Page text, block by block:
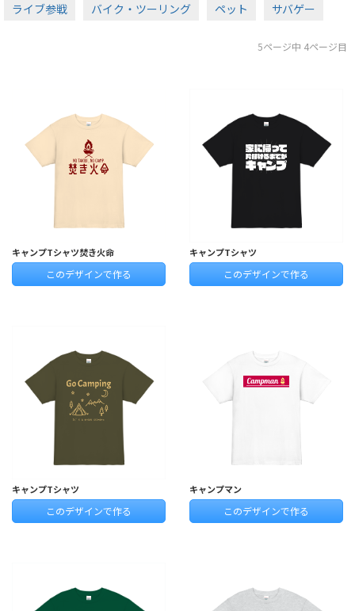
ライブ参戦
バイク・ツーリング ペット サバゲー
5ページ中 4ページ目
キャンプTシャツ焚き火命
このデザインで作る
キャンプTシャツ
このデザインで作る
キャンプTシャツ
このデザインで作る
キャンプマン
このデザインで作る